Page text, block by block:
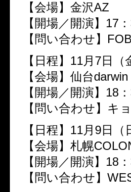
【会場】金沢AZ
【開場／開演】17
【問い合わせ】
【日程】11月7日（
【会場】仙台darwin
【開場／開演】18
【問い合わせ】キ
【日程】11月9日（
【会場】札幌
【開場／開演】18
【問い合わせ】